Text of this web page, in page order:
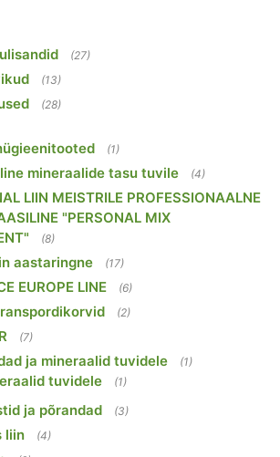
(27)
(13)
(28)
(1)
mineraalide tasu tuvile (4)
LIIN MEISTRILE PROFESSIONAALNE
"PERSONAL MIX
(8)
aastaringne (17)
EUROPE LINE (6)
(2)
(7)
ja mineraalid tuvidele (1)
tuvidele (1)
ja põrandad (3)
liin (4)